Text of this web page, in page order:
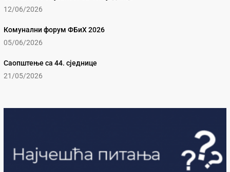
12/06/2026
Комунални форум ФБиХ 2026
05/06/2026
Саопштење са 44. сједнице
21/05/2026